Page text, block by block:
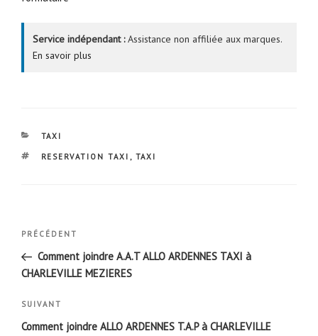
Service indépendant :Assistance non affiliée aux marques.
En savoir plus
CATÉGORIES
TAXI
ÉTIQUETTES
RESERVATION TAXI , TAXI
Navigation
l’article
Article
précédent
PRÉCÉDENT
Comment joindre A.A.T ALLO ARDENNES TAXI à
CHARLEVILLE MEZIERES
Article
suivant
SUIVANT
Comment joindre ALLO ARDENNES T.A.P à CHARLEVILLE